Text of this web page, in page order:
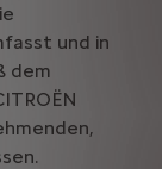
und in
dem